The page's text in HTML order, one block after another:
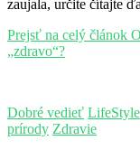
zaujala, určite čítajte
Prejsť na celý článok
„zdravo“?
Dobré vedieť LifeStyle
prírody Zdravie